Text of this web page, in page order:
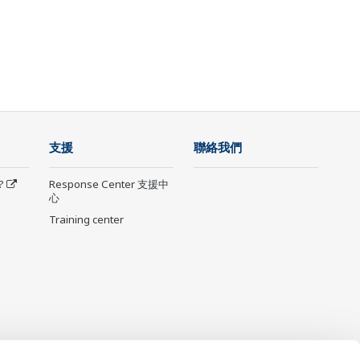
支援
Response Center 支援中
心
Training center
聯絡我們